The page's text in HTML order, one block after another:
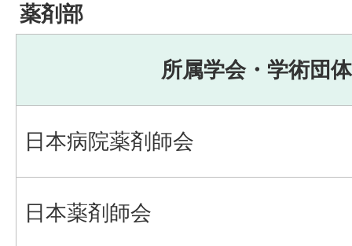
薬剤部
所属学会・学術団体
日本病院薬剤師会
日本薬剤師会